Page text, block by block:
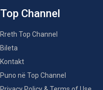
Top Channel
Rreth Top Channel
Bileta
Kontakt
Puno në Top Channel